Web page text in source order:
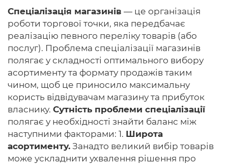
Спеціалізація магазинів — це організація
роботи торгової точки, яка передбачає
реалізацію певного переліку товарів (або
послуг). Проблема спеціалізації магазинів
полягає у складності оптимального вибору
асортименту та формату продажів таким
чином, щоб це приносило максимальну
користь відвідувачам магазину та прибуток
власнику. Сутність проблеми спеціалізації
полягає у необхідності знайти баланс між
наступними факторами: 1. Широта
асортименту. Занадто великий вибір товарів
може ускладнити ухвалення рішення про
Головна
Авторам
Умови
Вхiд